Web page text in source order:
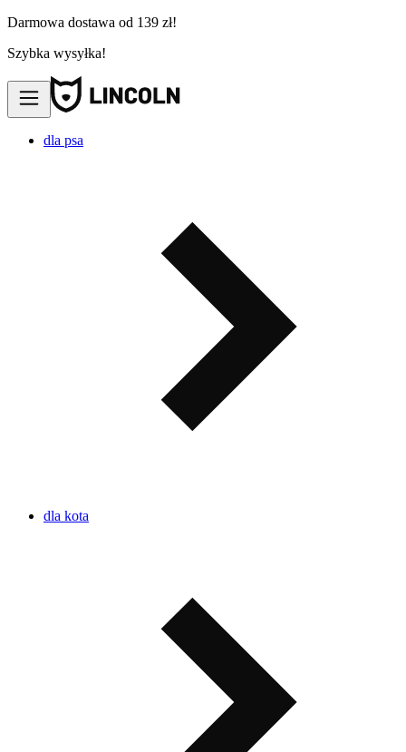
Darmowa dostawa od 139 zł!
Szybka wysyłka!
dla psa
dla kota